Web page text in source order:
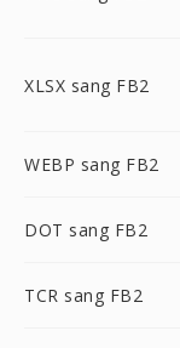
XLSX sang FB2
WEBP sang FB2
DOT sang FB2
TCR sang FB2